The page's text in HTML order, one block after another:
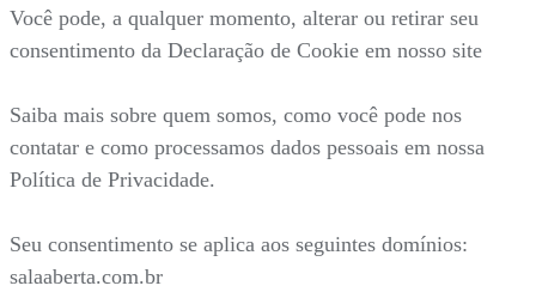
Você pode, a qualquer momento, alterar ou retirar seu
consentimento da Declaração de Cookie em nosso site
Saiba mais sobre quem somos, como você pode nos
contatar e como processamos dados pessoais em nossa
Política de Privacidade.
Seu consentimento se aplica aos seguintes domínios:
salaaberta.com.br